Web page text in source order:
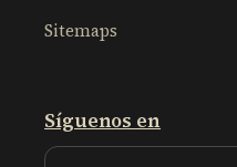
Sitemaps
Síguenos en